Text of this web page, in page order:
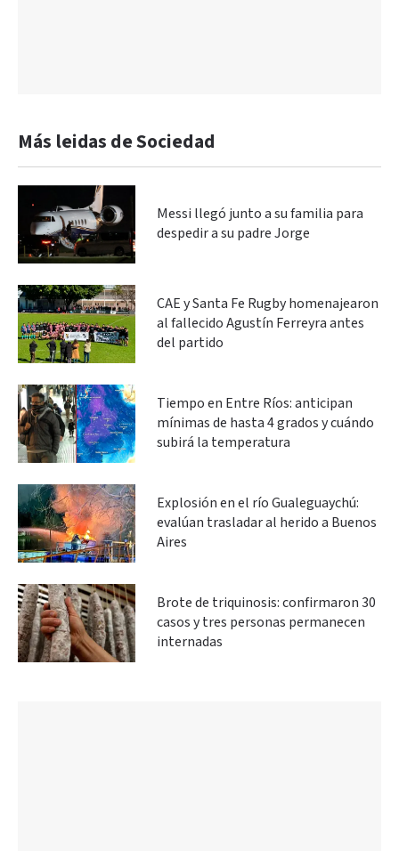
Más leidas de Sociedad
Messi llegó junto a su familia para
despedir a su padre Jorge
CAE y Santa Fe Rugby homenajearon
al fallecido Agustín Ferreyra antes
del partido
Tiempo en Entre Ríos: anticipan
mínimas de hasta 4 grados y cuándo
subirá la temperatura
Explosión en el río Gualeguaychú:
evalúan trasladar al herido a Buenos
Aires
Brote de triquinosis: confirmaron 30
casos y tres personas permanecen
internadas